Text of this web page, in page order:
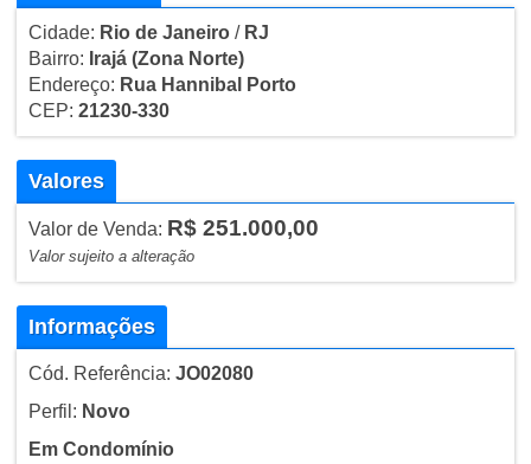
Cidade: Rio de Janeiro/ RJ
Bairro: Irajá (Zona Norte)
Endereço: Rua Hannibal Porto
CEP: 21230-330
Valores
Valor de Venda: R$ 251.000,00
Valor sujeito a alteração
Informações
Cód. Referência: JO02080
Perfil: Novo
Em Condomínio